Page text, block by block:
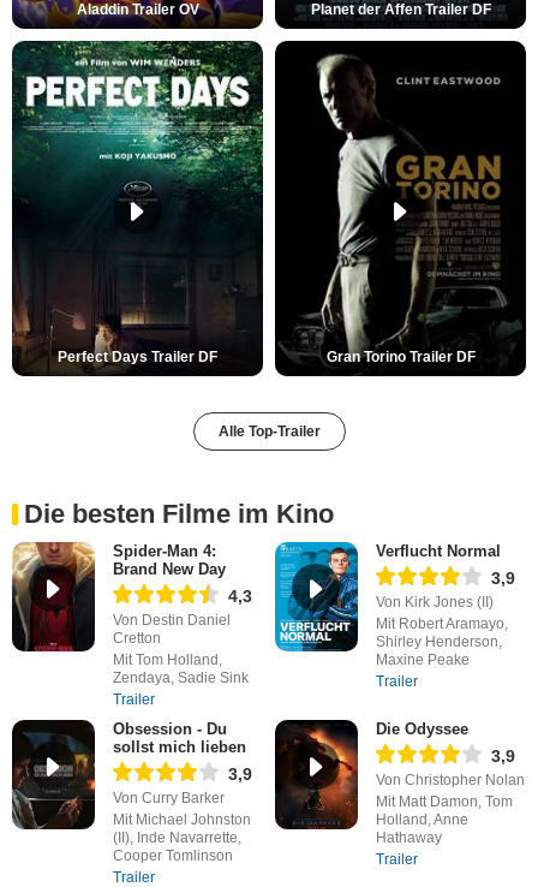
Aladdin Trailer OV Planet der Affen Trailer DF
Perfect Days Trailer DF Gran Torino Trailer DF
Alle Top-Trailer
Die besten Filme im Kino
Spider-Man 4:
Brand New Day
4,3
Von Destin Daniel
Cretton
Mit Tom Holland,
Zendaya, Sadie Sink
Trailer
Verflucht Normal
3,9
Von Kirk Jones (II)
Mit Robert Aramayo,
Shirley Henderson,
Maxine Peake
Trailer
Obsession - Du
sollst mich lieben
3,9
Von Curry Barker
Mit Michael Johnston
(II), Inde Navarrette,
Cooper Tomlinson
Trailer
Die Odyssee
3,9
Von Christopher Nolan
Mit Matt Damon, Tom
Holland, Anne
Hathaway
Trailer